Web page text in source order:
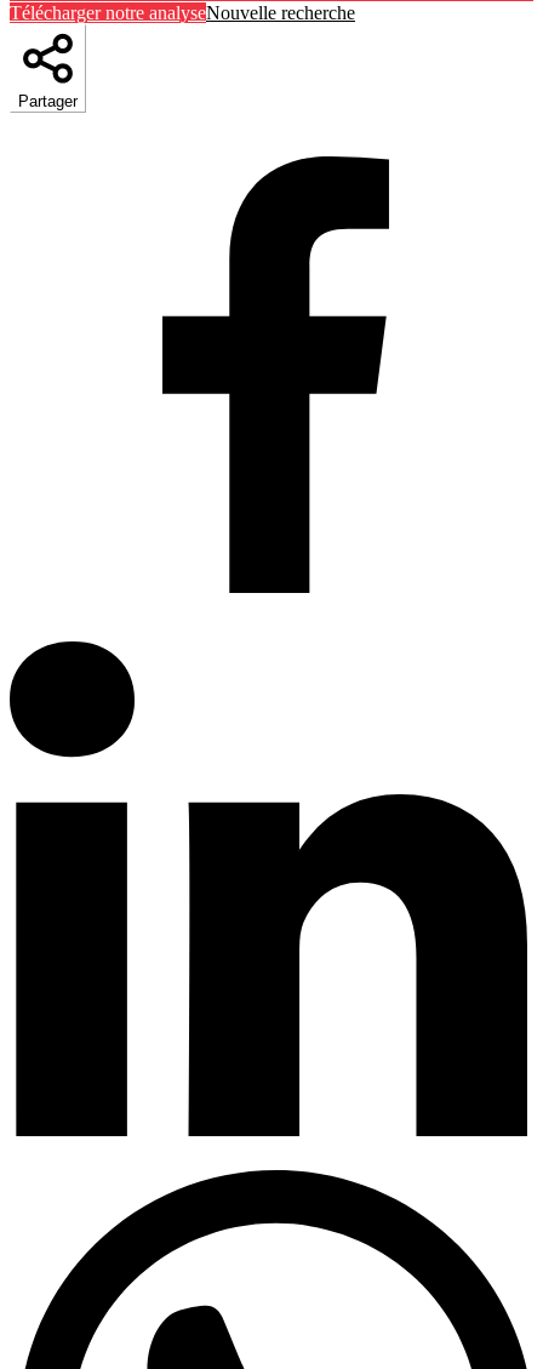
Télécharger notre analyseNouvelle recherche
Partager